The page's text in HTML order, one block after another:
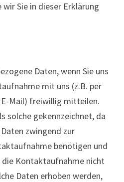
Sie in dieser Erklärung
Daten, wenn Sie uns
mit uns (z.B. per
Mail) freiwillig mitteilen.
solche gekennzeichnet, da
zwingend zur
benötigen und
die Kontaktaufnahme nicht
Daten erhoben werden,